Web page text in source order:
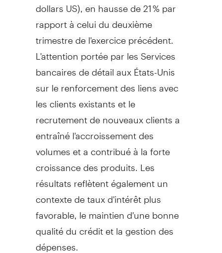
dollars US), en hausse de 21 % par
rapport à celui du deuxième
trimestre de l'exercice précédent.
L'attention portée par les Services
bancaires de détail aux États-Unis
sur le renforcement des liens avec
les clients existants et le
recrutement de nouveaux clients a
entraîné l'accroissement des
volumes et a contribué à la forte
croissance des produits. Les
résultats reflètent également un
contexte de taux d'intérêt plus
favorable, le maintien d'une bonne
qualité du crédit et la gestion des
dépenses.